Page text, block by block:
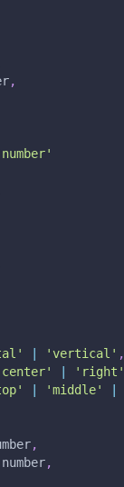
,
'vertical' ,
'right'
'middle'
,
number,